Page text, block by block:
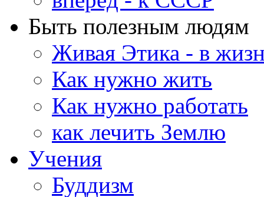
Быть полезным людям
Живая Этика - в
Как нужно жить
Как нужно работать
как лечить Землю
Учения
Буддизм